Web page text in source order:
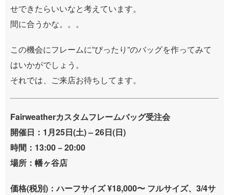
せできたらいいなと考えています。
間に合うかな。。。
この機会にフレームに”ぴったり”のバッグを作ってみて
はいかがでしょう。
それでは、ご来店お待ちしてます。
Fairweatherカスタムフレームバッグ受注会
開催日：1月25日(土) – 26日(日)
時間：13:00 − 20:00
場所：幡ヶ谷店
価格(税別)：ハーフサイズ ¥18,000〜 フルサイズ、3/4サ